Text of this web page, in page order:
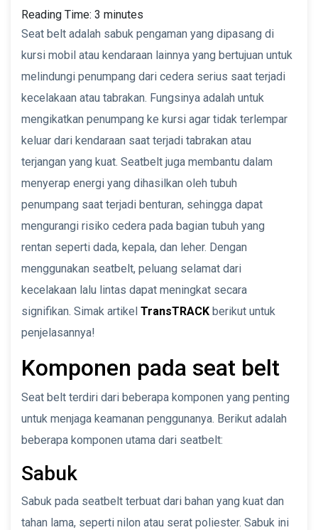
Reading Time: 3 minutes
Seat belt adalah sabuk pengaman yang dipasang di
kursi mobil atau kendaraan lainnya yang bertujuan untuk
melindungi penumpang dari cedera serius saat terjadi
kecelakaan atau tabrakan. Fungsinya adalah untuk
mengikatkan penumpang ke kursi agar tidak terlempar
keluar dari kendaraan saat terjadi tabrakan atau
terjangan yang kuat. Seatbelt juga membantu dalam
menyerap energi yang dihasilkan oleh tubuh
penumpang saat terjadi benturan, sehingga dapat
mengurangi risiko cedera pada bagian tubuh yang
rentan seperti dada, kepala, dan leher. Dengan
menggunakan seatbelt, peluang selamat dari
kecelakaan lalu lintas dapat meningkat secara
signifikan. Simak artikel TransTRACK berikut untuk
penjelasannya!
Komponen pada seat belt
Seat belt terdiri dari beberapa komponen yang penting
untuk menjaga keamanan penggunanya. Berikut adalah
beberapa komponen utama dari seatbelt:
Sabuk
Sabuk pada seatbelt terbuat dari bahan yang kuat dan
tahan lama, seperti nilon atau serat poliester. Sabuk ini